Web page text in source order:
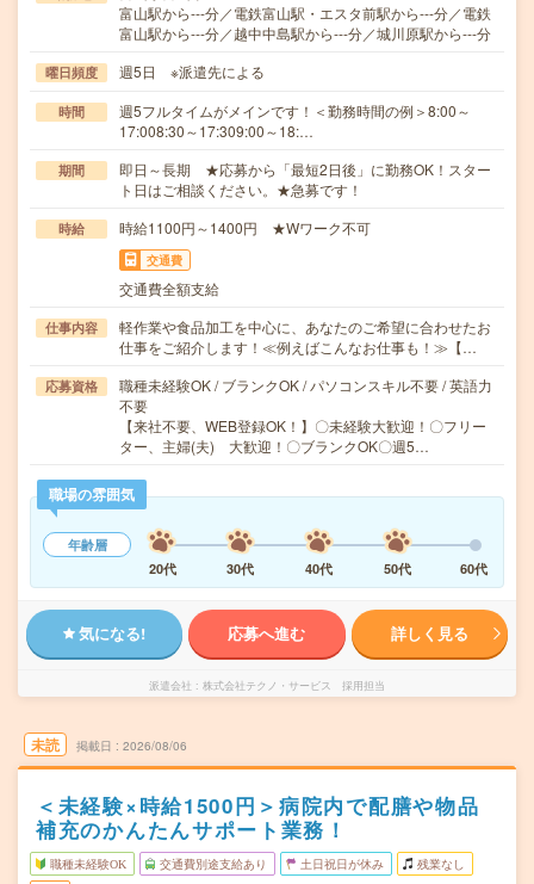
富山駅から---分／電鉄富山駅・エスタ前駅から---分／電鉄
富山駅から---分／越中中島駅から---分／城川原駅から---分
曜日頻度 週5日 ※派遣先による
時間
週5フルタイムがメインです！＜勤務時間の例＞8:00～
17:008:30～17:309:00～18:…
期間
即日～長期 ★応募から「最短2日後」に勤務OK！スター
ト日はご相談ください。★急募です！
時給 時給1100円～1400円 ★Wワーク不可
交通費
交通費全額支給
仕事内容
軽作業や食品加工を中心に、あなたのご希望に合わせたお
仕事をご紹介します！≪例えばこんなお仕事も！≫【…
応募資格
職種未経験OK / ブランクOK / パソコンスキル不要 / 英語力
不要
【来社不要、WEB登録OK！】〇未経験大歓迎！〇フリー
ター、主婦(夫) 大歓迎！〇ブランクOK〇週5…
職場の雰囲気
年齢層
20代
30代 40代 50代 60代
気になる! 応募へ進む 詳しく見る
派遣会社 株式会社テクノ・サービス 採用担当
未読 掲載日 2026/08/06
＜未経験×時給1500円＞病院内で配膳や物品
補充のかんたんサポート業務！
職種未経験OK 交通費別途支給あり 土日祝日が休み 残業なし